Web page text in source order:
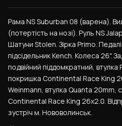
Рама NS Suburban 08 (варена).
(потертість на нозі). Руль NS
Шатуни Stolen. Зірка Primo. Педалі
підсідельник Kench. Колеса 26".
подвійний піддомкратний, втулка
покришка Continental Race King
Weinmann, втулка Quanta 20mm,
Continental Race King 26x2.0.
зустріч м. Нововолинськ.